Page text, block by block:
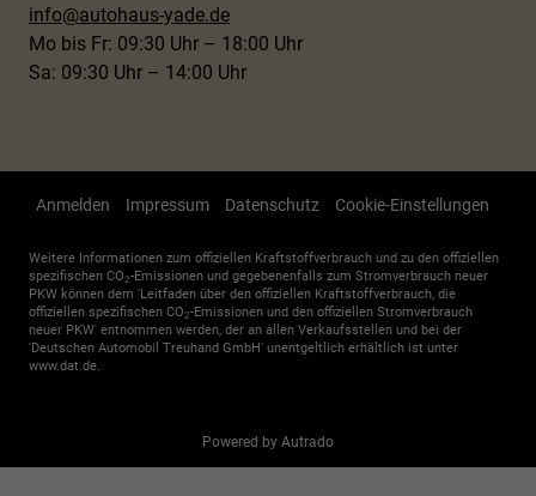
info@autohaus-yade.de
Mo bis Fr: 09:30 Uhr – 18:00 Uhr
Sa: 09:30 Uhr – 14:00 Uhr
Anmelden Impressum Datenschutz Cookie-Einstellungen
Weitere Informationen zum offiziellen Kraftstoffverbrauch und zu den offiziellen
spezifischen CO2-Emissionen und gegebenenfalls zum Stromverbrauch neuer
PKW können dem 'Leitfaden über den offiziellen Kraftstoffverbrauch, die
offiziellen spezifischen CO2-Emissionen und den offiziellen Stromverbrauch
neuer PKW' entnommen werden, der an allen Verkaufsstellen und bei der
'Deutschen Automobil Treuhand GmbH' unentgeltlich erhältlich ist unter
www.dat.de.
Powered by Autrado